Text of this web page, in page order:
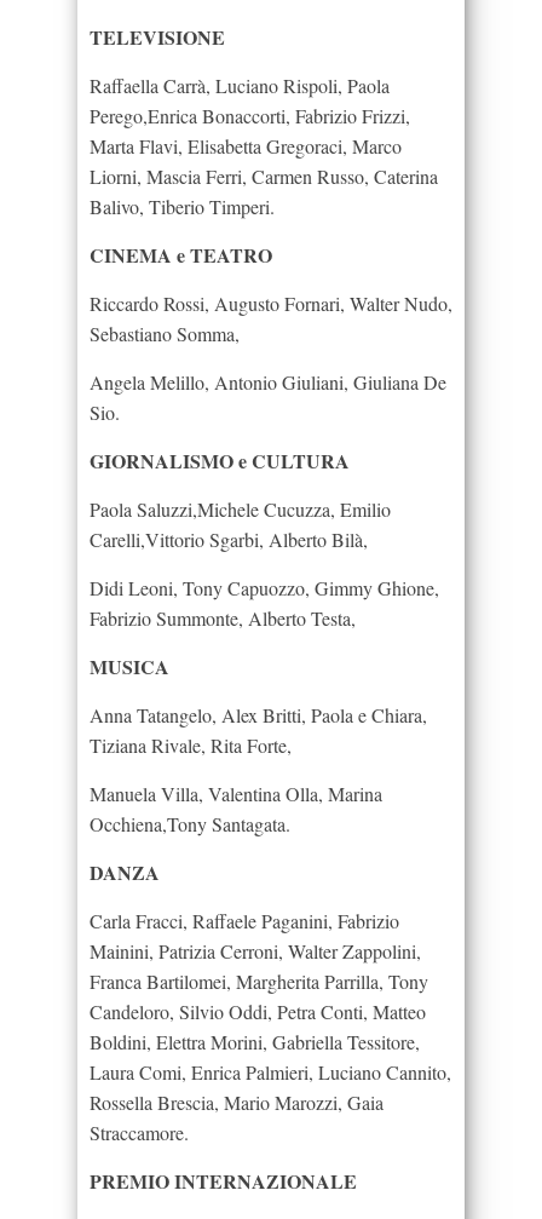
TELEVISIONE
Raffaella Carrà, Luciano Rispoli, Paola
Perego,Enrica Bonaccorti, Fabrizio Frizzi,
Marta Flavi, Elisabetta Gregoraci, Marco
Liorni, Mascia Ferri, Carmen Russo, Caterina
Balivo, Tiberio Timperi.
CINEMA e TEATRO
Riccardo Rossi, Augusto Fornari, Walter Nudo,
Sebastiano Somma,
Angela Melillo, Antonio Giuliani, Giuliana De
Sio.
GIORNALISMO e CULTURA
Paola Saluzzi,Michele Cucuzza, Emilio
Carelli,Vittorio Sgarbi, Alberto Bilà,
Didi Leoni, Tony Capuozzo, Gimmy Ghione,
Fabrizio Summonte, Alberto Testa,
MUSICA
Anna Tatangelo, Alex Britti, Paola e Chiara,
Tiziana Rivale, Rita Forte,
Manuela Villa, Valentina Olla, Marina
Occhiena,Tony Santagata.
DANZA
Carla Fracci, Raffaele Paganini, Fabrizio
Mainini, Patrizia Cerroni, Walter Zappolini,
Franca Bartilomei, Margherita Parrilla, Tony
Candeloro, Silvio Oddi, Petra Conti, Matteo
Boldini, Elettra Morini, Gabriella Tessitore,
Laura Comi, Enrica Palmieri, Luciano Cannito,
Rossella Brescia, Mario Marozzi, Gaia
Straccamore.
PREMIO INTERNAZIONALE